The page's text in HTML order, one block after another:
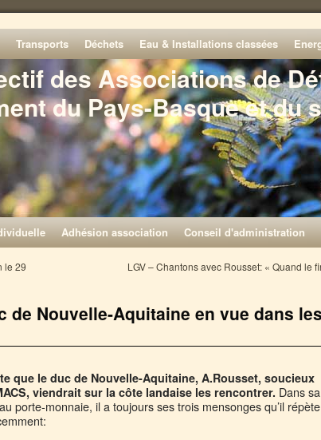
des Associations de
du Pays-Basque et du
Transports Déchets Eau & Installations classées
Adhésion association Conseil d'administration
le 29
LGV – Chantons avec Rousset: « Quand le
de Nouvelle-Aquitaine en vue dans les
que le duc de Nouvelle-Aquitaine, A.Rousset, soucieux
viendrait sur la côte landaise les rencontrer. Dans
porte-monnaie, il a toujours ses trois mensonges qu’il